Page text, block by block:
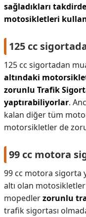
sağladıkları
motosikletleri
125 cc
125 cc sigortadan
altındaki
zorunlu Trafik
yaptırabiliyorlar.
kalan diğer tüm
motorsikletler de
99 cc motora
99 cc motora sigorta
altı olan
mopedlerzorunlu
trafik sigortası